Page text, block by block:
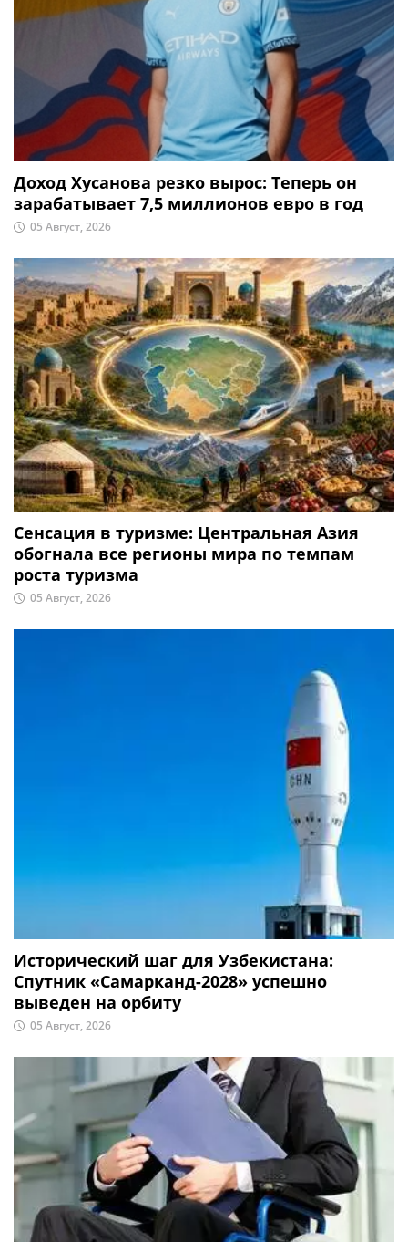
Доход Хусанова резко вырос: Теперь он
зарабатывает 7,5 миллионов евро в год
05 Август, 2026
Сенсация в туризме: Центральная Азия
обогнала все регионы мира по темпам
роста туризма
05 Август, 2026
Исторический шаг для Узбекистана:
Спутник «Самарканд-2028» успешно
выведен на орбиту
05 Август, 2026